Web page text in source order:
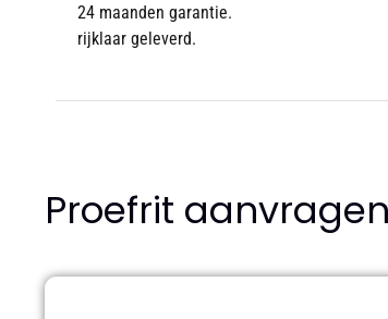
24 maanden garantie.
rijklaar geleverd.
Proefrit